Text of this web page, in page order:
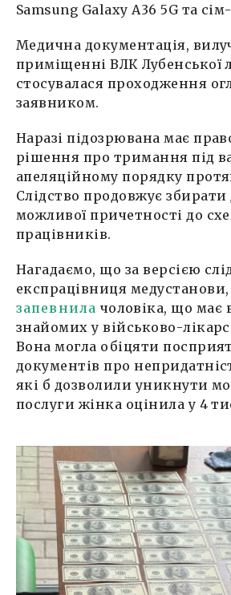
Samsung Galaxy A36 5G та
Медична документація,
приміщенні ВЛК Лубенської
стосувалася проходження
заявником.
Наразі підозрювана має
рішення про тримання під
апеляційному порядку
Слідство продовжує
можливої причетності до
працівників.
Нагадаємо, що за версією
експрацівниця
запевнила чоловіка, що має
знайомих у військово-
Вона могла обіцяти
документів про
які б дозволили уникнути
послуги жінка оцінила у 4